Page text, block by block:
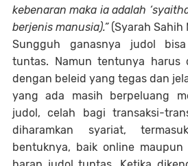
kebenaran maka ia adalah
berjenis manusia).” (Syarah Sahih
Sungguh ganasnya judol
tuntas. Namun tentunya harus
dengan beleid yang tegas dan
yang ada masih berpeluang
judol, celah bagi transaksi-
diharamkan syariat,
bentuknya, baik online